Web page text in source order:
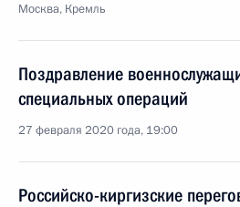
Москва, Кремль
Поздравление
специальных операций
27 февраля 2020 года, 19:00
Российско-киргизские